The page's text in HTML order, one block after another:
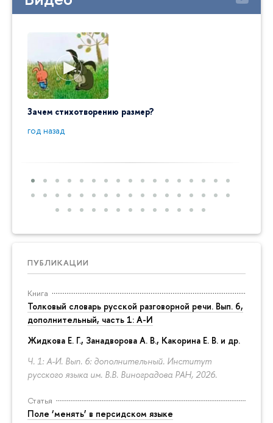
Зачем стихотворению размер?
год назад
ПУБЛИКАЦИИ
Книга
Толковый словарь русской разговорной речи. Вып. 6,
дополнительный, часть 1: А-И
Жидкова Е. Г., Занадворова А. В., Какорина Е. В. и др.
Ч. 1: А-И. Вып. 6: дополнительный. Институт
русского языка им. В.В. Виноградова РАН, 2026.
Статья
Поле ‘менять’ в персидском языке